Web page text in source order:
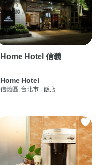
Home Hotel 信義
Home Hotel
信義區, 台北市 飯店